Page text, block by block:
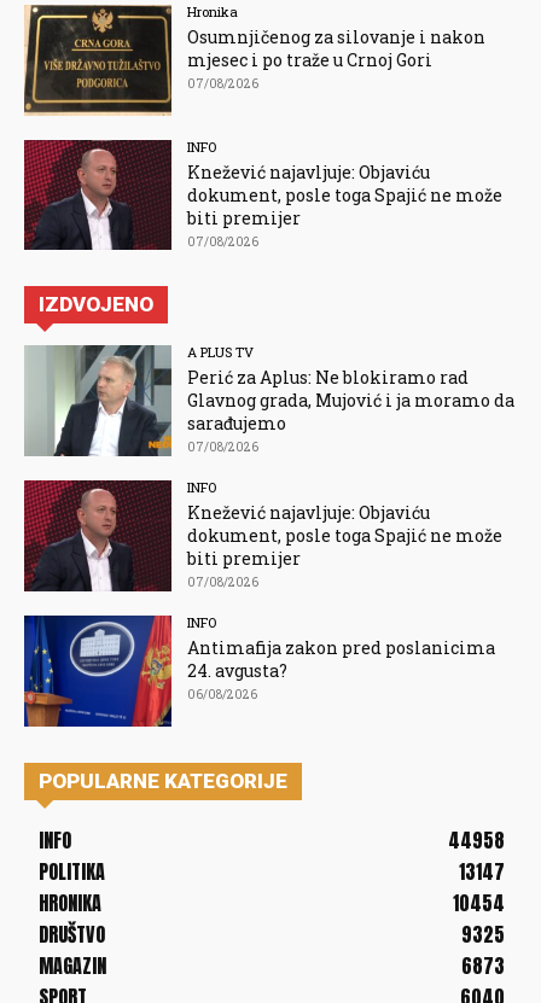
Hronika
Osumnjičenog za silovanje i nakon
mjesec i po traže u Crnoj Gori
07/08/2026
INFO
Knežević najavljuje: Objaviću
dokument, posle toga Spajić ne može
biti premijer
07/08/2026
IZDVOJENO
A PLUS TV
Perić za Aplus: Ne blokiramo rad
Glavnog grada, Mujović i ja moramo da
sarađujemo
07/08/2026
INFO
Knežević najavljuje: Objaviću
dokument, posle toga Spajić ne može
biti premijer
07/08/2026
INFO
Antimafija zakon pred poslanicima
24. avgusta?
06/08/2026
POPULARNE KATEGORIJE
INFO
44958
POLITIKA
13147
HRONIKA
10454
DRUŠTVO
9325
MAGAZIN
6873
SPORT
6040